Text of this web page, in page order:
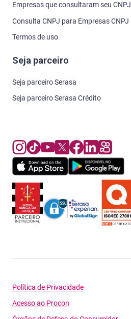
Empresas que consultaram seu CNPJ
Consulta CNPJ para Empresas CNPJ
Termos de uso
Seja parceiro
Seja parceiro Serasa
Seja parceiro Serasa Crédito
Política de Privacidade
Acesso ao Procon